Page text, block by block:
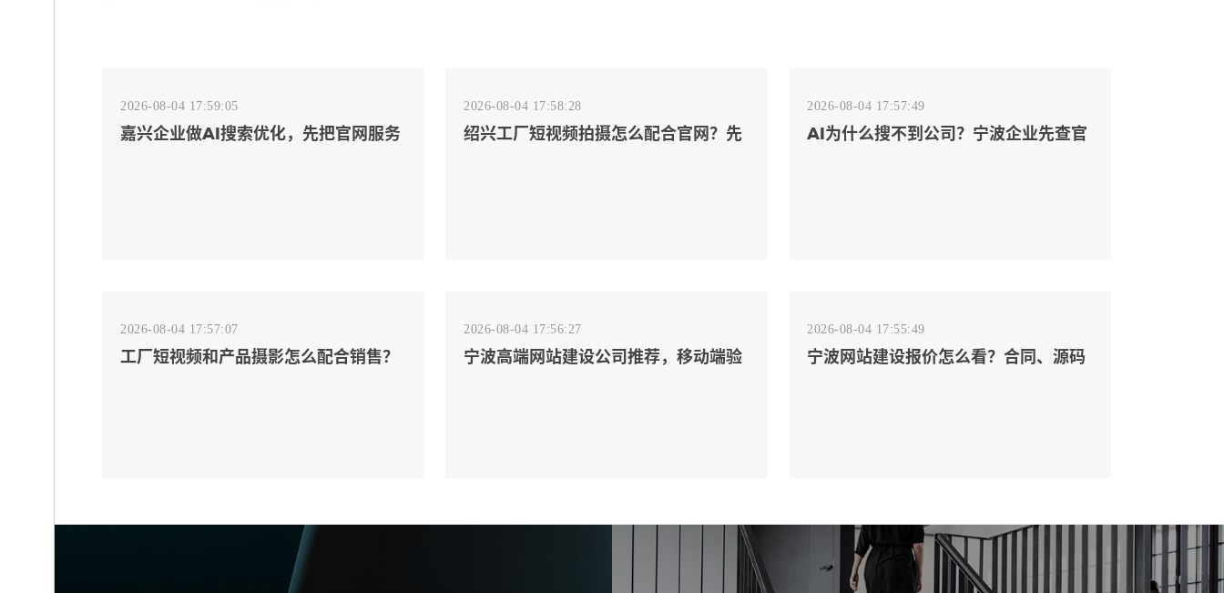
2026-08-04 17:59:05
嘉兴企业做AI搜索优化，先把官网服务
2026-08-04 17:58:28
绍兴工厂短视频拍摄怎么配合官网？先
2026-08-04 17:57:49
AI为什么搜不到公司？宁波企业先查官
2026-08-04 17:57:07
工厂短视频和产品摄影怎么配合销售？
2026-08-04 17:56:27
宁波高端网站建设公司推荐，移动端验
2026-08-04 17:55:49
宁波网站建设报价怎么看？合同、源码
宁波制造业网站建设公司怎么选？先看